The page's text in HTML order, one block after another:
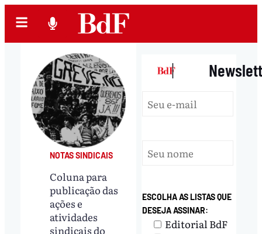
NOTAS SINDICAIS
Coluna para
publicação das
ações e
atividades
sindicais do
|
ESCOLHA AS LISTAS QUE
DESEJA ASSINAR:
Editorial BdF